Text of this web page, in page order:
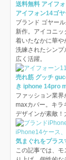
送料無料 アイフ
アイフォン14ゴ
ブランド ゴヤー
新作。アイコニ
着いたなかに華
洗練されたシン
広く活躍。
売れ筋 グッチ
き iphone 14pro
ファッション業
maxカバー。キラ
デザインが素敵！
気まぐれをプラス
この記事では、